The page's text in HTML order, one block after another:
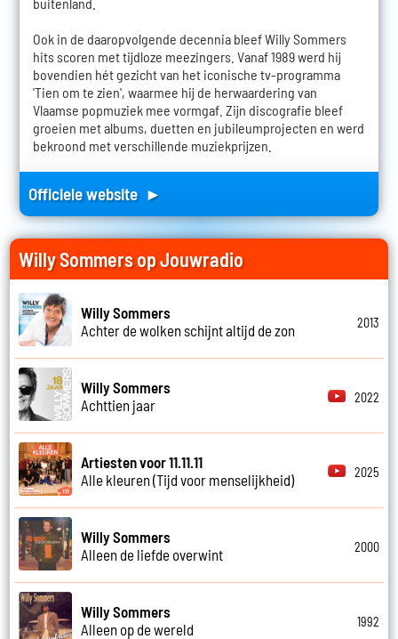
Ook in de daaropvolgende decennia bleef Willy Sommers
hits scoren met tijdloze meezingers. Vanaf 1989 werd hij
bovendien hét gezicht van het iconische tv-programma
'Tien om te zien', waarmee hij de herwaardering van
Vlaamse popmuziek mee vormgaf. Zijn discografie bleef
groeien met albums, duetten en jubileumprojecten en werd
bekroond met verschillende muziekprijzen.
Officiele website ►
Willy Sommers op Jouwradio
Willy Sommers
Achter de wolken schijnt altijd de zon
2013
Willy Sommers
Achttien jaar
2022
Artiesten voor 11.11.11
Alle kleuren (Tijd voor menselijkheid)
2025
Willy Sommers
Alleen de liefde overwint
2000
Willy Sommers
Alleen op de wereld
1992